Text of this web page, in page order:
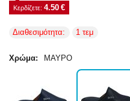
Κερδίζετε: 4.50 €
Διαθεσιμότητα: 1 τεμ
Χρώμα: ΜΑΥΡΟ